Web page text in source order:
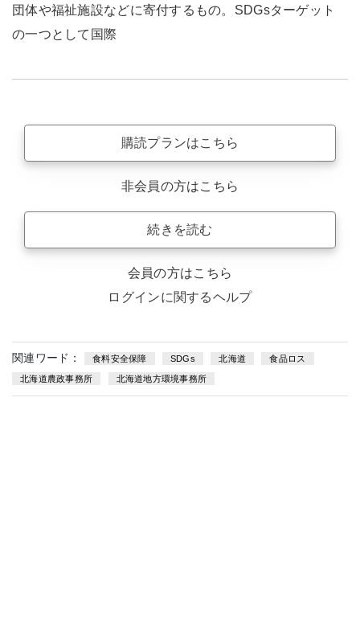
団体や福祉施設などに寄付するもの。SDGsターゲット
の一つとして国際
購読プランはこちら
非会員の方はこちら
続きを読む
会員の方はこちら
ログインに関するヘルプ
関連ワード： 食料安全保障 SDGs 北海道 食品ロス
北海道農政事務所 北海道地方環境事務所